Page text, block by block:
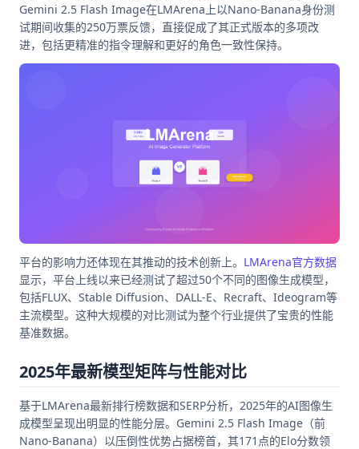
Gemini 2.5 Flash Image在LMArena上以Nano-Banana身份测
试期间收集的250万票反馈，直接促成了其正式版本的多项改
进，包括更精准的指令理解和更好的角色一致性保持。
平台的影响力还体现在其推动的技术创新上。 LMArena官方数据
显示，平台上线以来已经测试了超过50个不同的图像生成模型，
包括FLUX、Stable Diffusion、DALL-E、Recraft、Ideogram等
主流模型。这种大规模的对比测试为整个行业提供了宝贵的性能
基准数据。
2025年最新模型矩阵与性能对比
基于LMArena最新排行榜数据和SERP分析，2025年的AI图像生
成模型呈现出明显的性能分层。Gemini 2.5 Flash Image（前
Nano-Banana）以压倒性优势占据榜首，其171点的Elo分数领